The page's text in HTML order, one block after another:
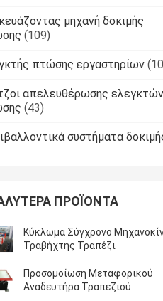
μηχανή δοκιμής
(109)
πτώσης εργαστηρίων
απελευθέρωσης ελεγκτών
(43)
συστήματα
ΠΡΟΪΌΝΤΑ
Κύκλωμα Σύγχρονο
Τραβήχτης Τραπέζι
Προσομοίωση Μεταφορικού
Αναδευτήρα Τραπεζιού